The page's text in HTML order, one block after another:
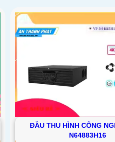
ĐẦU THU HÌNH CÔNG
N64883H16